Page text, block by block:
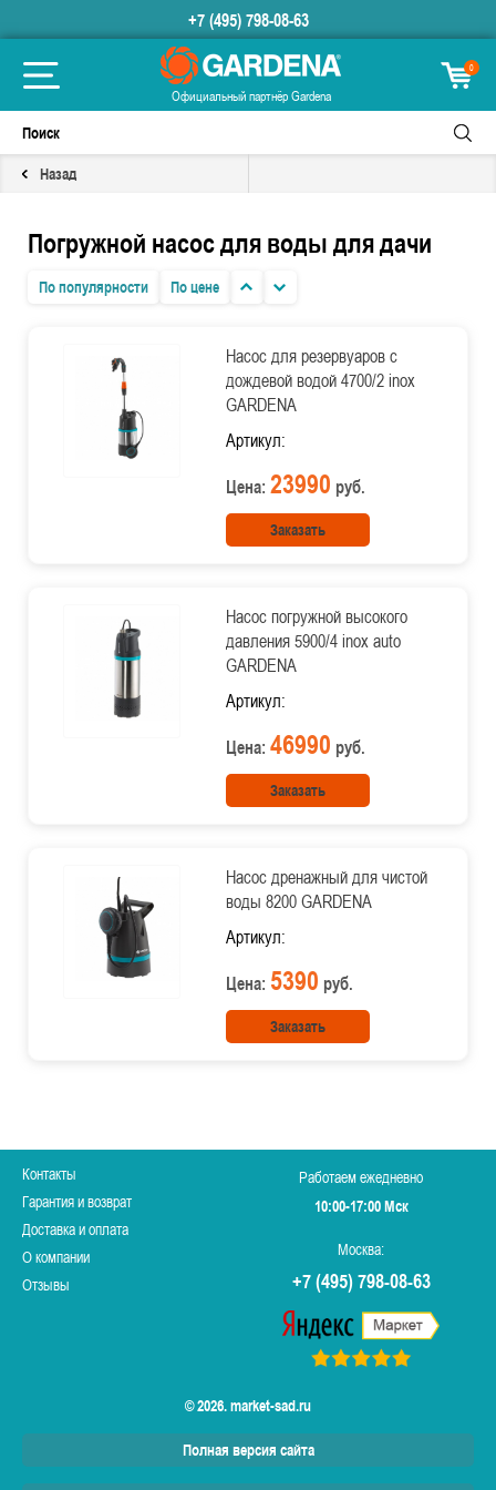
+7 (495) 798-08-63
Официальный партнёр Gardena
0
Назад
Погружной насос для воды для дачи
По популярности По цене
Насос для резервуаров с
дождевой водой 4700/2 inox
GARDENA
Артикул:
Цена: 23990 руб.
Заказать
Насос погружной высокого
давления 5900/4 inox auto
GARDENA
Артикул:
Цена: 46990 руб.
Заказать
Насос дренажный для чистой
воды 8200 GARDENA
Артикул:
Цена: 5390 руб.
Заказать
Контакты
Гарантия и возврат
Доставка и оплата
О компании
Отзывы
Работаем ежедневно
10:00-17:00 Мск
Москва:
+7 (495) 798-08-63
© 2026. market-sad.ru
Полная версия сайта